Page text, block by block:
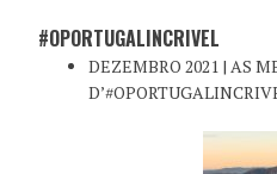
#OPORTUGALINCRIVEL
DEZEMBRO 2021 | AS